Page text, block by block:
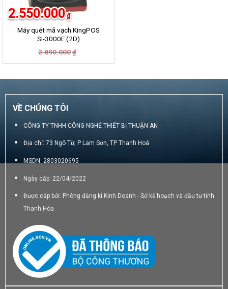
Máy quét mã vạch KingPOS
SI-3000E (2D)
2.890.000 ₫
là:
2.550.000 ₫
tại
2.550.000₫.
VỀ CHÚNG TÔI
CÔNG TY TNHH CÔNG NGHỆ THIẾT BỊ THUẬN AN
Địa chỉ: 73 Ngô Từ, P Lam Sơn, TP Thanh Hoá
MSDN: 2803020695
Ngày cấp: 22/04/2022
Được cấp bởi: Phòng đăng kí Kinh Doanh - Sở kế hoạch và đầu tư tỉnh
Thanh Hóa